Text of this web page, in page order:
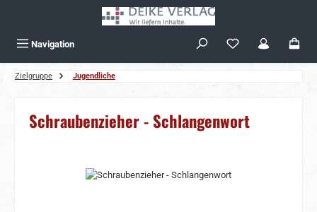
Navigation
Zielgruppe Jugendliche
Schraubenzieher - Schlangenwort
Bildergalerie überspringen